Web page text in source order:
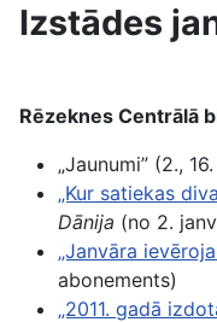
Izstādes
Rēzeknes Centrālā
„Jaunumi” (2.,
„Kur satiekas
Dānija (no 2.
„Janvāra
abonements)
„2011. gadā